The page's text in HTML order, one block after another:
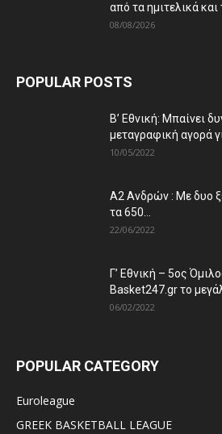
από τα ημιτελικά και
08/08/2026
POPULAR POSTS
Β’ Εθνική: Μπαίνει
μεταγραφική αγορά
10/05/2022
Α2 Ανδρών : Με δυο
τα 650...
22/06/2022
Γ’ Εθνική – 5ος
Basket247.gr το
06/02/2022
POPULAR CATEGORY
Euroleague
GREEK BASKETBALL LEAGUE